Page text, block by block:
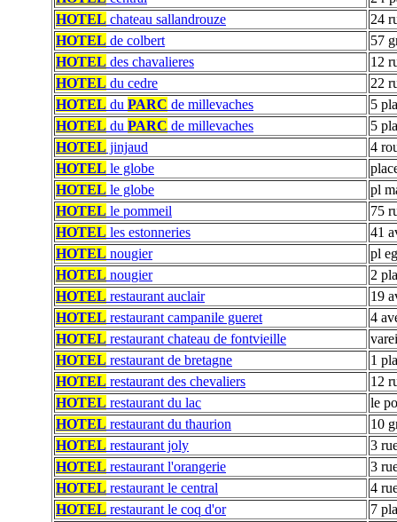
HOTEL chateau sallandrouze
24
HOTEL de colbert
57
HOTEL des chavalieres
12
HOTEL du cedre
22
HOTEL du PARC de millevaches
5
HOTEL du PARC de millevaches
5
HOTEL jinjaud
4
HOTEL le globe
HOTEL le globe
pl
HOTEL le pommeil
75
HOTEL les estonneries
41
HOTEL nougier
pl
HOTEL nougier
2
HOTEL restaurant auclair
19
HOTEL restaurant campanile gueret
4
HOTEL restaurant chateau de fontvieille
HOTEL restaurant de bretagne
1
HOTEL restaurant des chevaliers
12
HOTEL restaurant du lac
le
HOTEL restaurant du thaurion
10
HOTEL restaurant joly
3
HOTEL restaurant l'orangerie
3
HOTEL restaurant le central
4
HOTEL restaurant le coq d'or
7